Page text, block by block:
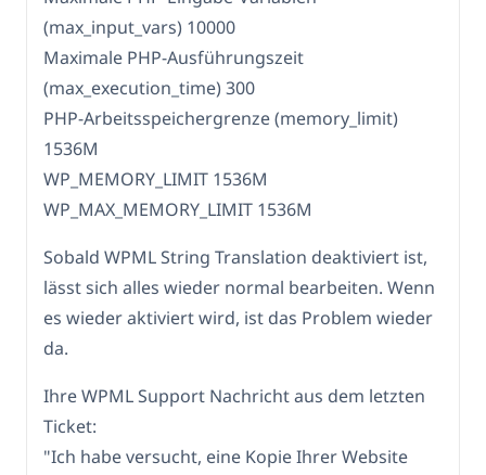
(max_input_vars) 10000
Maximale PHP-Ausführungszeit
(max_execution_time) 300
PHP-Arbeitsspeichergrenze (memory_limit)
1536M
WP_MEMORY_LIMIT 1536M
WP_MAX_MEMORY_LIMIT 1536M
Sobald WPML String Translation deaktiviert ist,
lässt sich alles wieder normal bearbeiten. Wenn
es wieder aktiviert wird, ist das Problem wieder
da.
Ihre WPML Support Nachricht aus dem letzten
Ticket:
"Ich habe versucht, eine Kopie Ihrer Website